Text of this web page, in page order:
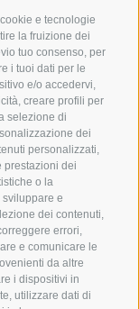
e tecnologie
la fruizione dei
tuo consenso, per
i tuoi dati per le
e/o accedervi,
creare profili per
selezione di
dei
personalizzati,
prestazioni dei
o la
e
dei contenuti,
errori,
e comunicare le
da altre
i dispositivi in
utilizzare dati di